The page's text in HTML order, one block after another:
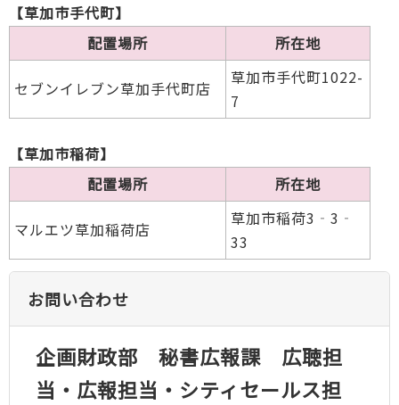
【草加市手代町】
配置場所
所在地
セブンイレブン草加手代町店
草加市手代町1022-
7
【草加市稲荷】
配置場所
所在地
マルエツ草加稲荷店
草加市稲荷3‐3‐
33
お問い合わせ
企画財政部 秘書広報課 広聴担
当・広報担当・シティセールス担